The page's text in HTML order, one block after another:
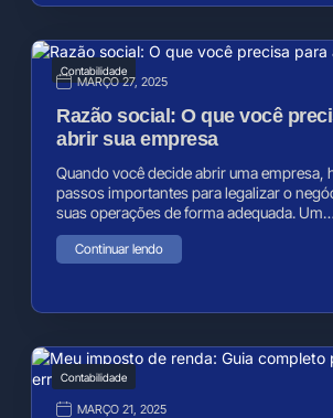
Contabilidade
MARÇO 27, 2025
Razão social: O que você
abrir sua empresa
Quando você decide abrir uma empresa,
passos importantes para legalizar o
suas operações de forma adequada. Um…
Continuar lendo
Contabilidade
MARÇO 21, 2025